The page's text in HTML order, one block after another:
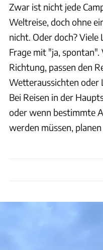
Zwar ist nicht jede
Weltreise, doch ohne
nicht. Oder doch?
Frage mit "ja,
Richtung, passen den
Wetteraussichten oder
Bei Reisen in der
oder wenn bestimmte
werden müssen,